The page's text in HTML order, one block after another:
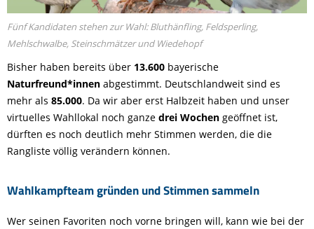
Fünf Kandidaten stehen zur Wahl: Bluthänfling, Feldsperling,
Mehlschwalbe, Steinschmätzer und Wiedehopf
Bisher haben bereits über 13.600 bayerische
Naturfreund*innen abgestimmt. Deutschlandweit sind es
mehr als 85.000. Da wir aber erst Halbzeit haben und unser
virtuelles Wahllokal noch ganze drei Wochen geöffnet ist,
dürften es noch deutlich mehr Stimmen werden, die die
Rangliste völlig verändern können.
Wahlkampfteam gründen und Stimmen sammeln
Wer seinen Favoriten noch vorne bringen will, kann wie bei der